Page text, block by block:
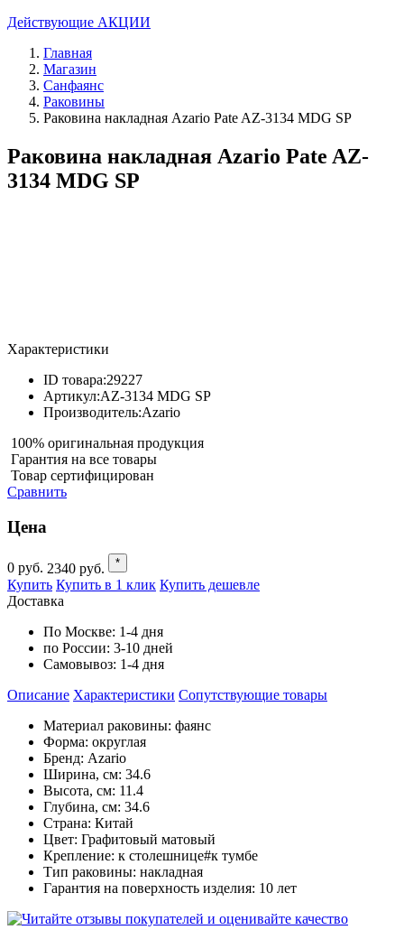
Действующие АКЦИИ
Главная
Магазин
Санфаянс
Раковины
Раковина накладная Azario Pate AZ-3134 MDG SP
Раковина накладная Azario Pate AZ-
3134 MDG SP
Характеристики
ID товара:29227
Артикул:AZ-3134 MDG SP
Производитель:Azario
100% оригинальная продукция
Гарантия на все товары
Товар сертифицирован
Сравнить
Цена
0 руб. 2340 руб. *
Купить Купить в 1 клик Купить дешевле
Доставка
По Москве: 1-4 дня
по России: 3-10 дней
Самовывоз: 1-4 дня
Описание Характеристики Cопутствующие товары
Материал раковины: фаянс
Форма: округлая
Бренд: Azario
Ширина, см: 34.6
Высота, см: 11.4
Глубина, см: 34.6
Страна: Китай
Цвет: Графитовый матовый
Крепление: к столешнице#к тумбе
Тип раковины: накладная
Гарантия на поверхность изделия: 10 лет